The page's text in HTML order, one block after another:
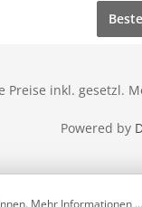
Preise inkl. gesetzl.
Powered by
Mehr Informationen ...